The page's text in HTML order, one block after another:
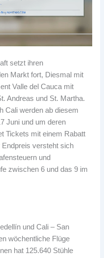
setzt ihren
Markt fort, Diesmal mit
Valle del Cauca mit
Andreas und St. Martha.
Cali werden ab diesem
Juni und um deren
Tickets mit einem Rabatt
versteht sich
und
zwischen 6 und das 9 im
und Cali – San
wöchentliche Flüge
hat 125.640 Stühle